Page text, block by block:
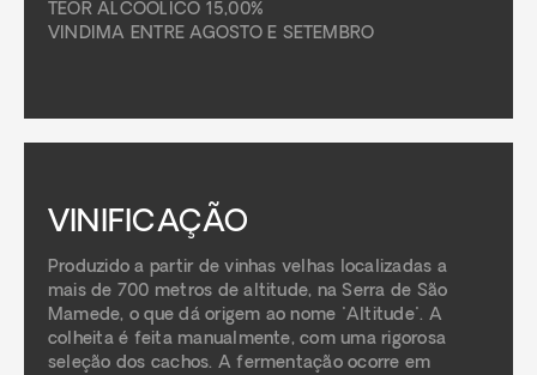
TEOR ALCOÓLICO 15,00%
VINDIMA ENTRE AGOSTO E SETEMBRO
VINIFICAÇÃO
Produzido a partir de vinhas velhas localizadas a
mais de 700 metros de altitude, na Serra de São
Mamede, o que dá origem ao nome "Altitude". A
colheita é feita manualmente, com uma rigorosa
seleção dos cachos. A fermentação ocorre em